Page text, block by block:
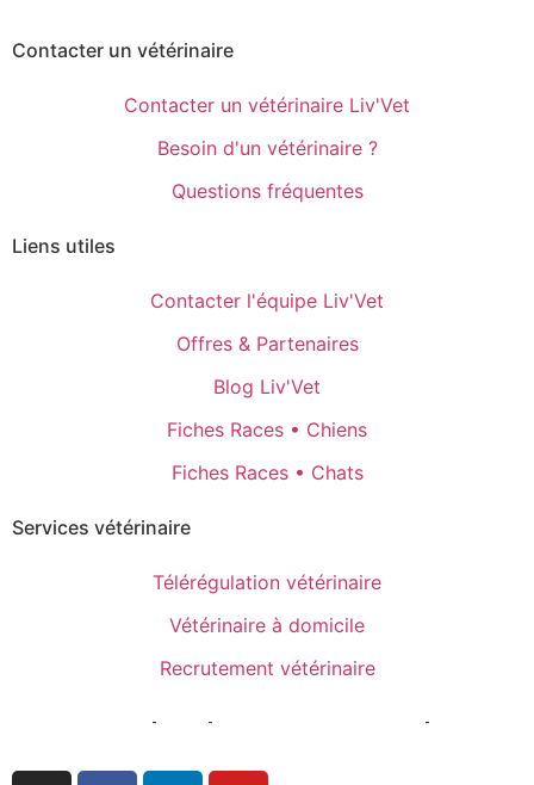
Contacter un vétérinaire
Contacter un vétérinaire Liv'Vet
Besoin d'un vétérinaire ?
Questions fréquentes
Liens utiles
Contacter l'équipe Liv'Vet
Offres & Partenaires
Blog Liv'Vet
Fiches Races • Chiens
Fiches Races • Chats
Services vétérinaire
Télérégulation vétérinaire
Vétérinaire à domicile
Recrutement vétérinaire
- - -